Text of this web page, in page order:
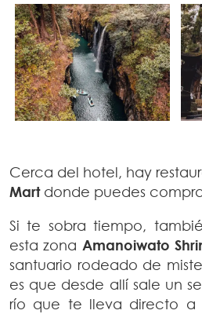
Cerca del hotel, hay
Martdonde puedes
Si te sobra tiempo,
esta zona Amanoiwato
santuario rodeado de
es que desde allí sale un
río que te lleva directo a